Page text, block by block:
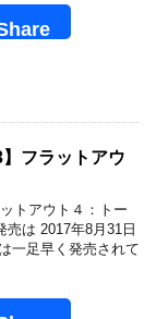
フラットアウ
トアウト４：トー
は 2017年8月31日
一足早く発売されて